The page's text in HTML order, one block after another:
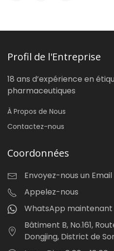
Profil de l'Entreprise
18 ans d’expérience en
pharmaceutiques
À Propos de Nous
Contactez-nous
Coordonnées
Envoyez-nous un Email
Appelez-nous
WhatsApp maintenant
Bâtiment B, No.161,
Dongjing, District de